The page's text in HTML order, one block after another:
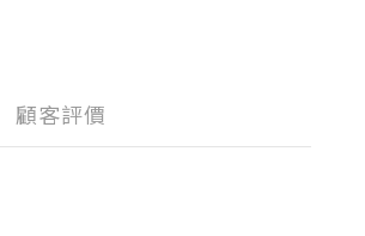
顧客評價